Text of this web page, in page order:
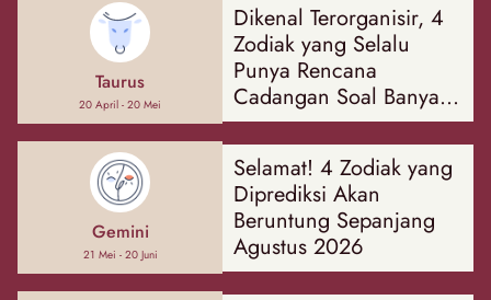
Taurus
20 April - 20 Mei
Dikenal Terorganisir, 4
Zodiak yang Selalu
Punya Rencana
Cadangan Soal Banyak
Hal
Gemini
21 Mei - 20 Juni
Selamat! 4 Zodiak yang
Diprediksi Akan
Beruntung Sepanjang
Agustus 2026